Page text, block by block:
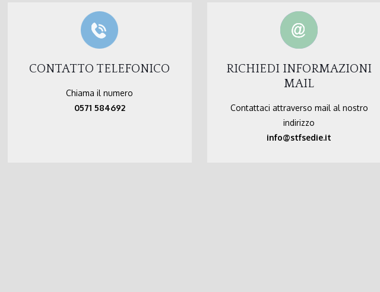
CONTATTO TELEFONICO
Chiama il numero
0571 584692
RICHIEDI INFORMAZIONI
MAIL
Contattaci attraverso mail al nostro
indirizzo
info@stfsedie.it